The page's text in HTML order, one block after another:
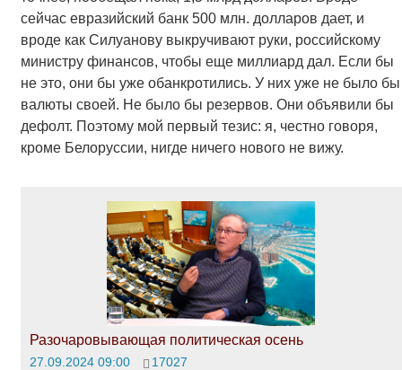
сейчас евразийский банк 500 млн. долларов дает, и
вроде как Силуанову выкручивают руки, российскому
министру финансов, чтобы еще миллиард дал. Если бы
не это, они бы уже обанкротились. У них уже не было бы
валюты своей. Не было бы резервов. Они объявили бы
дефолт. Поэтому мой первый тезис: я, честно говоря,
кроме Белоруссии, нигде ничего нового не вижу.
Разочаровывающая политическая осень
27.09.2024 09:00 17027